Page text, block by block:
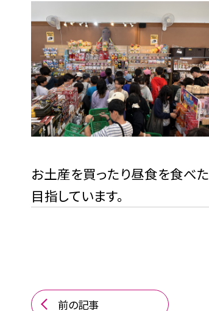
お土産を買ったり昼食を食べ
目指しています。
前の記事